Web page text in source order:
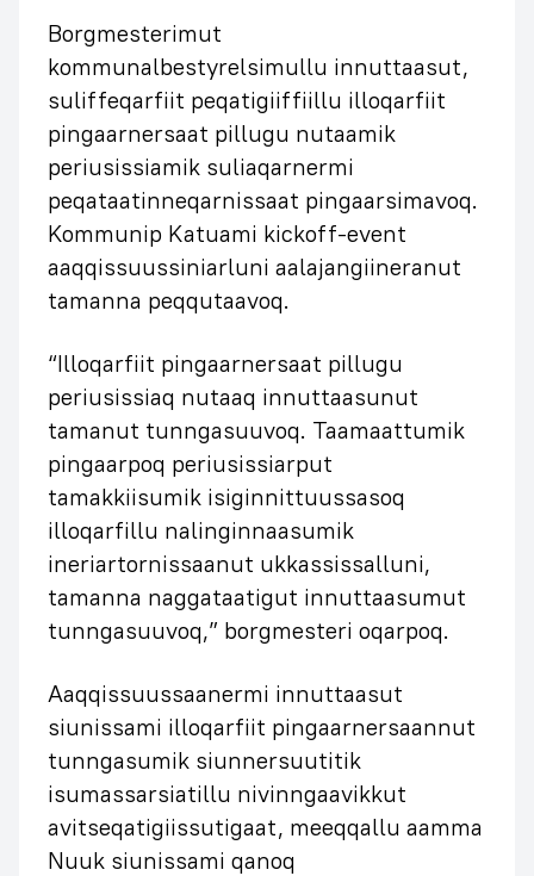
Borgmesterimut
kommunalbestyrelsimullu innuttaasut,
suliffeqarfiit peqatigiiffiillu illoqarfiit
pingaarnersaat pillugu nutaamik
periusissiamik suliaqarnermi
peqataatinneqarnissaat pingaarsimavoq.
Kommunip Katuami kickoff-event
aaqqissuussiniarluni aalajangiineranut
tamanna peqqutaavoq.
“Illoqarfiit pingaarnersaat pillugu
periusissiaq nutaaq innuttaasunut
tamanut tunngasuuvoq. Taamaattumik
pingaarpoq periusissiarput
tamakkiisumik isiginnittuussasoq
illoqarfillu nalinginnaasumik
ineriartornissaanut ukkassissalluni,
tamanna naggataatigut innuttaasumut
tunngasuuvoq,” borgmesteri oqarpoq.
Aaqqissuussaanermi innuttaasut
siunissami illoqarfiit pingaarnersaannut
tunngasumik siunnersuutitik
isumassarsiatillu nivinngaavikkut
avitseqatigiissutigaat, meeqqallu aamma
Nuuk siunissami qanoq